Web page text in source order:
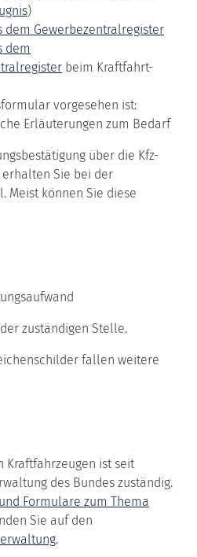
)
dem Gewerbezentralregister
dem
beim Kraftfahrt-
vorgesehen ist:
Erläuterungen zum Bedarf
über die Kfz-
Sie bei der
Meist können Sie diese
zuständigen Stelle.
fallen weitere
Kraftfahrzeugen ist seit
des Bundes zuständig.
Formulare zum Thema
Sie auf den
.